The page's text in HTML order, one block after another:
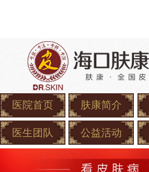
医院首页 肤康简介
医生团队 公益活动